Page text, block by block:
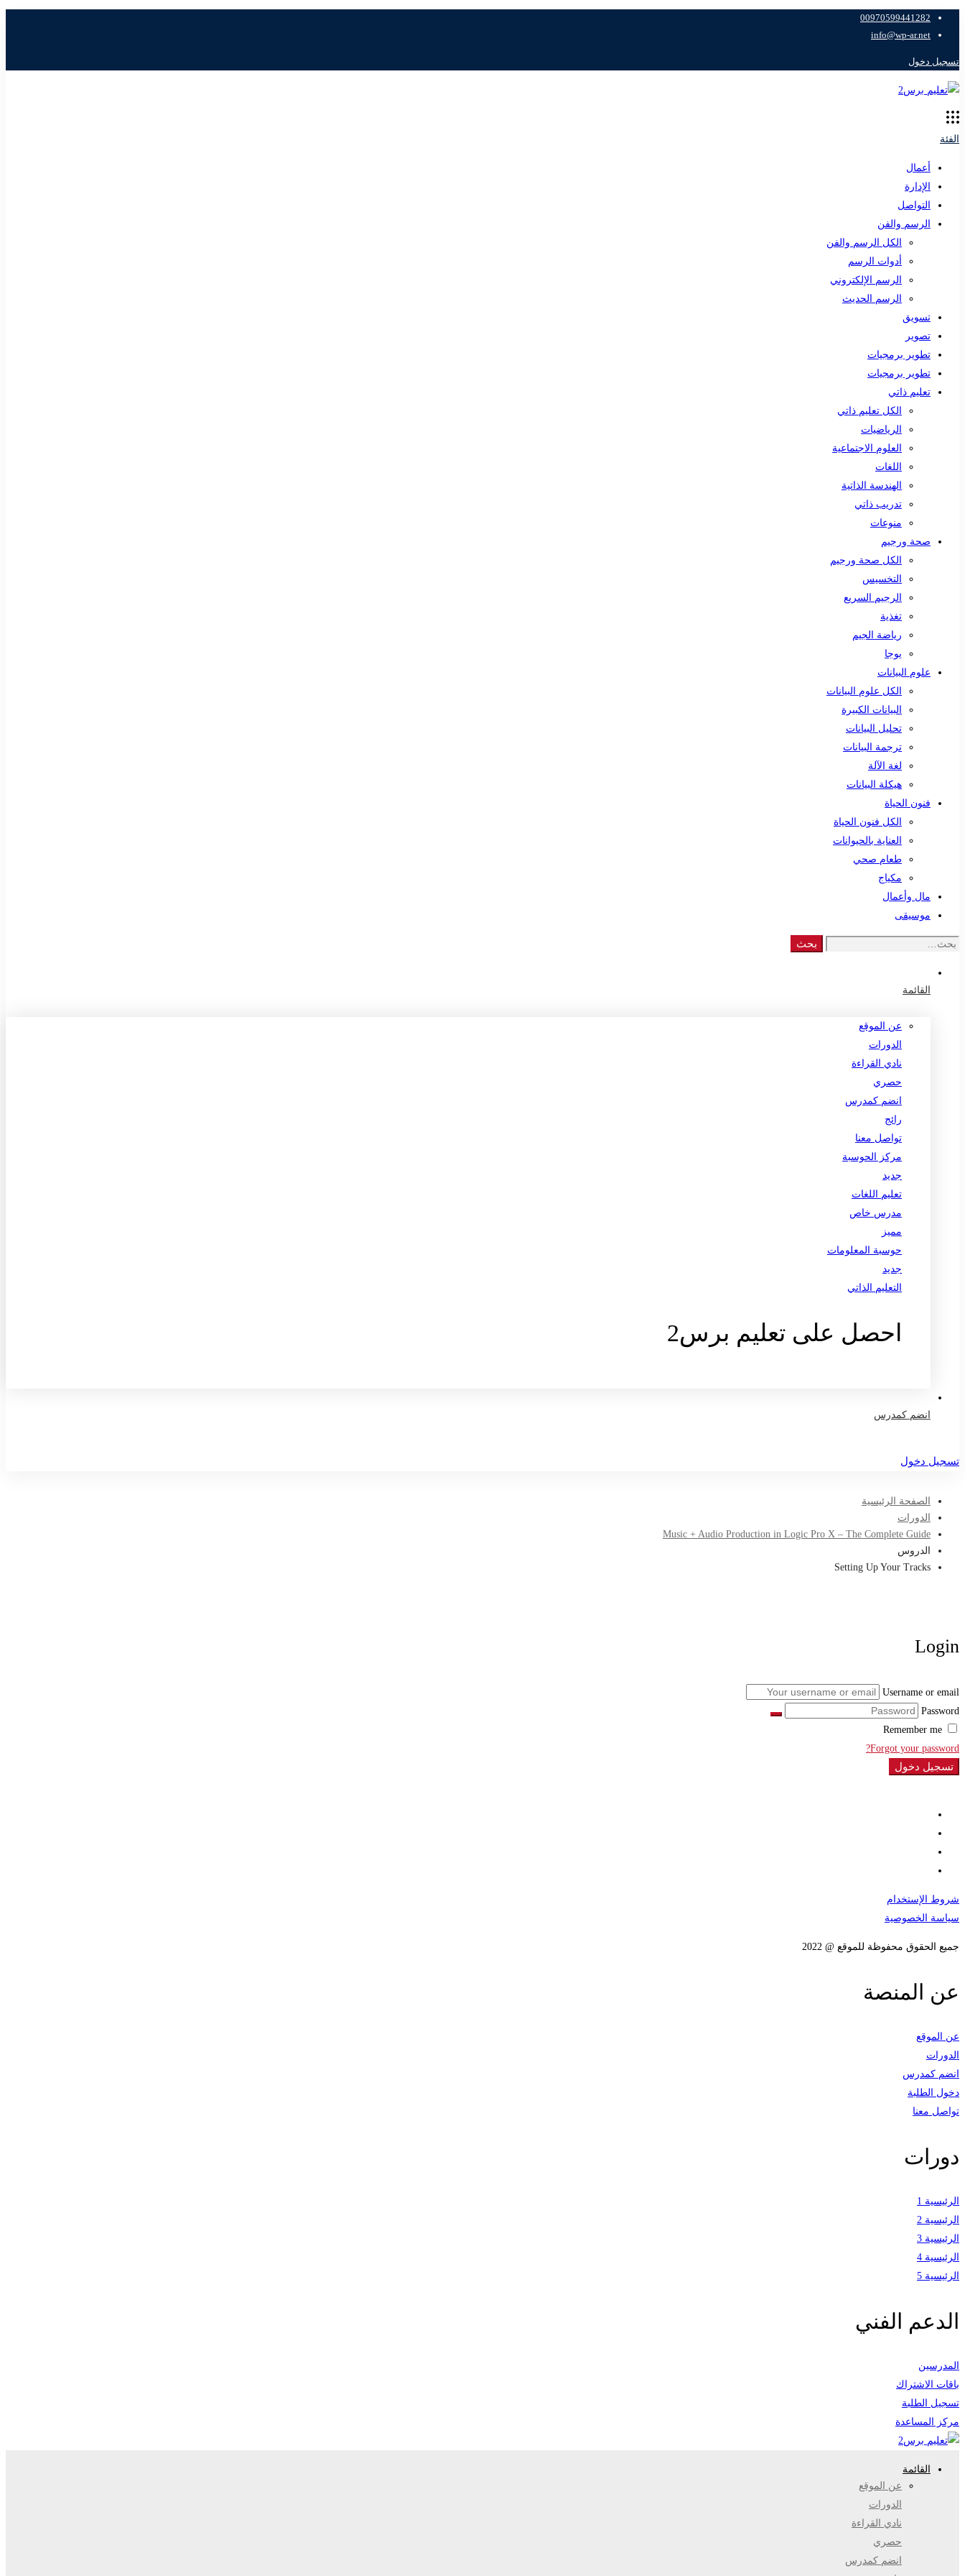
00970599441282
info@wp-ar.net
تسجيل دخول
الفئة
أعمال
الإدارة
التواصل
الرسم والفن
الكل الرسم والفن
أدوات الرسم
الرسم الإلكتروني
الرسم الحديث
تسويق
تصوير
تطوير برمجيات
تطوير برمجيات
تعليم ذاتي
الكل تعليم ذاتي
الرياضيات
العلوم الاجتماعية
اللغات
الهندسة الذاتية
تدريب ذاتي
منوعات
صحة ورجيم
الكل صحة ورجيم
التخسيس
الرجيم السريع
تغذية
رياضة الجيم
يوجا
علوم البيانات
الكل علوم البيانات
البيانات الكبيرة
تحليل البيانات
ترجمة البيانات
لغة الآلة
هيكلة البيانات
فنون الحياة
الكل فنون الحياة
العناية بالحيوانات
طعام صحي
مكياج
مال وأعمال
موسيقى
Search
بحث
القائمة
عن الموقع
الدورات
نادي القراءة
حصري
انضم كمدرس
رائج
تواصل معنا
مركز الحوسبة
جديد
تعليم اللغات
مدرس خاص
مميز
حوسبة المعلومات
جديد
التعليم الذاتي
احصل على تعليم برس2
انضم كمدرس
تسجيل دخول
الصفحة الرئيسية
الدورات
Music + Audio Production in Logic Pro X – The Complete Guide
الدروس
Setting Up Your Tracks
Login
Username or email
Password
Forgot your password?
تسجيل دخول
شروط الإستخدام
سياسة الخصوصية
جميع الحقوق محفوظة للموقع @ 2022
عن المنصة
عن الموقع
الدورات
انضم كمدرس
دخول الطلبة
تواصل معنا
دورات
الرئيسية 1
الرئيسية 2
الرئيسية 3
الرئيسية 4
الرئيسية 5
الدعم الفني
المدرسين
باقات الاشتراك
تسجيل الطلبة
مركز المساعدة
القائمة
عن الموقع
الدورات
نادي القراءة
حصري
انضم كمدرس